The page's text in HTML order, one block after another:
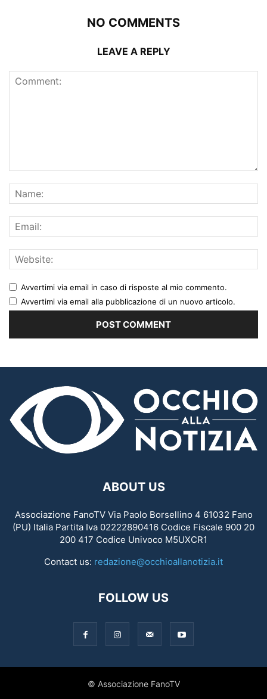
NO COMMENTS
LEAVE A REPLY
Avvertimi via email in caso di risposte al mio commento.
Avvertimi via email alla pubblicazione di un nuovo articolo.
ABOUT US
Associazione FanoTV Via Paolo Borsellino 4 61032 Fano
(PU) Italia Partita Iva 02222890416 Codice Fiscale 900 20
200 417 Codice Univoco M5UXCR1
Contact us: redazione@occhioallanotizia.it
FOLLOW US
© Associazione FanoTV